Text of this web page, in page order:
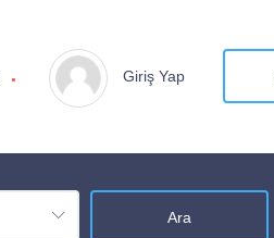
Giriş Yap